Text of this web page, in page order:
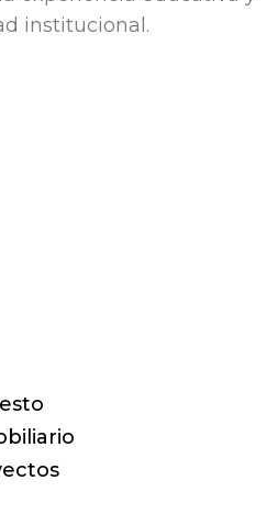
institucional.